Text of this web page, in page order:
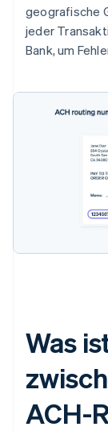
geografische
jeder
Bank, um
Was
ACH-